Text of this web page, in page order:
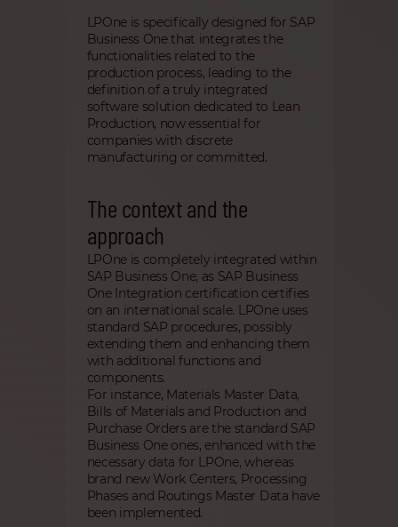
LPOne is specifically designed for SAP
Business One that integrates the
functionalities related to the
production process, leading to the
definition of a truly integrated
software solution dedicated to Lean
Production, now essential for
companies with discrete
manufacturing or committed.
The context and the
approach
LPOne is completely integrated within
SAP Business One, as SAP Business
One Integration certification certifies
on an international scale. LPOne uses
standard SAP procedures, possibly
extending them and enhancing them
with additional functions and
components.
For instance, Materials Master Data,
Bills of Materials and Production and
Purchase Orders are the standard SAP
Business One ones, enhanced with the
necessary data for LPOne, whereas
brand new Work Centers, Processing
Phases and Routings Master Data have
been implemented.